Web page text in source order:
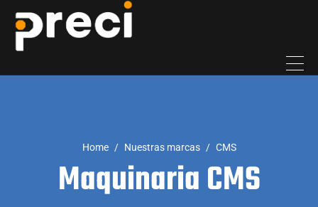
Home Nuestras marcas CMS
Maquinaria CMS